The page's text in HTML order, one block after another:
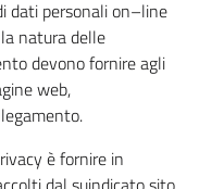
dati personali on–line
natura delle
devono fornire agli
web,
è fornire in